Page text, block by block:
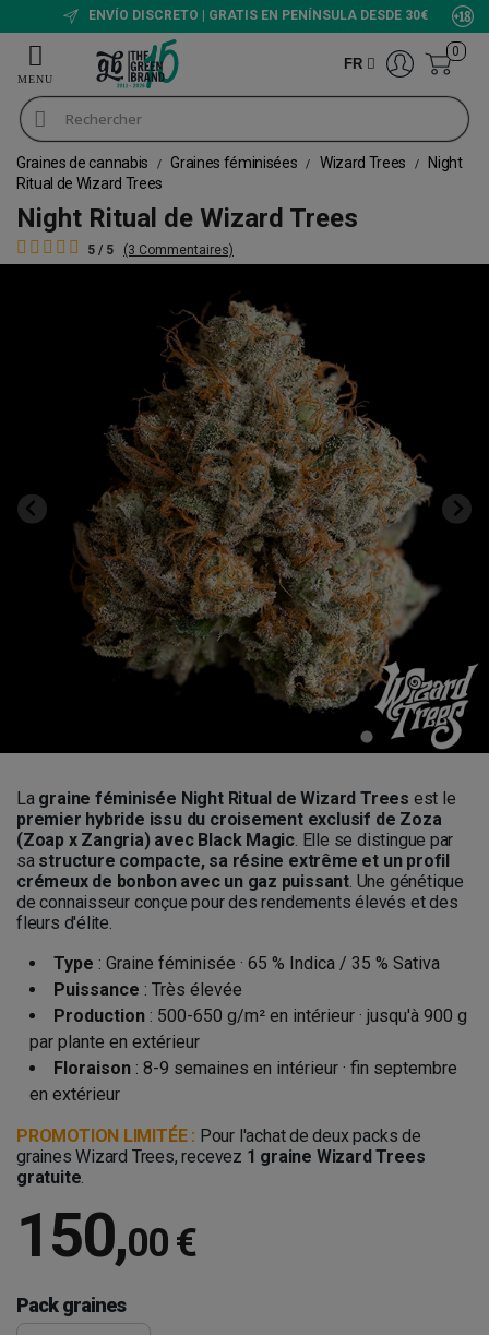
ENVÍO DISCRETO | GRATIS EN PENÍNSULA DESDE 30€
FR
0
Graines de cannabis Graines féminisées Wizard Trees
Night
Ritual de Wizard Trees
Night Ritual de Wizard Trees
5 / 5 (3 Commentaires)
La graine féminisée Night Ritual de Wizard Trees est le
premier hybride issu du croisement exclusif de Zoza
(Zoap x Zangria) avec Black Magic. Elle se distingue par
sa structure compacte, sa résine extrême et un profil
crémeux de bonbon avec un gaz puissant. Une génétique
de connaisseur conçue pour des rendements élevés et des
fleurs d'élite.
Type : Graine féminisée · 65 % Indica / 35 % Sativa
Puissance : Très élevée
Production : 500-650 g/m² en intérieur · jusqu'à 900 g
par plante en extérieur
Floraison : 8-9 semaines en intérieur · fin septembre
en extérieur
PROMOTION LIMITÉE : Pour l'achat de deux packs de
graines Wizard Trees, recevez 1 graine Wizard Trees
gratuite.
150,00 €
Pack graines